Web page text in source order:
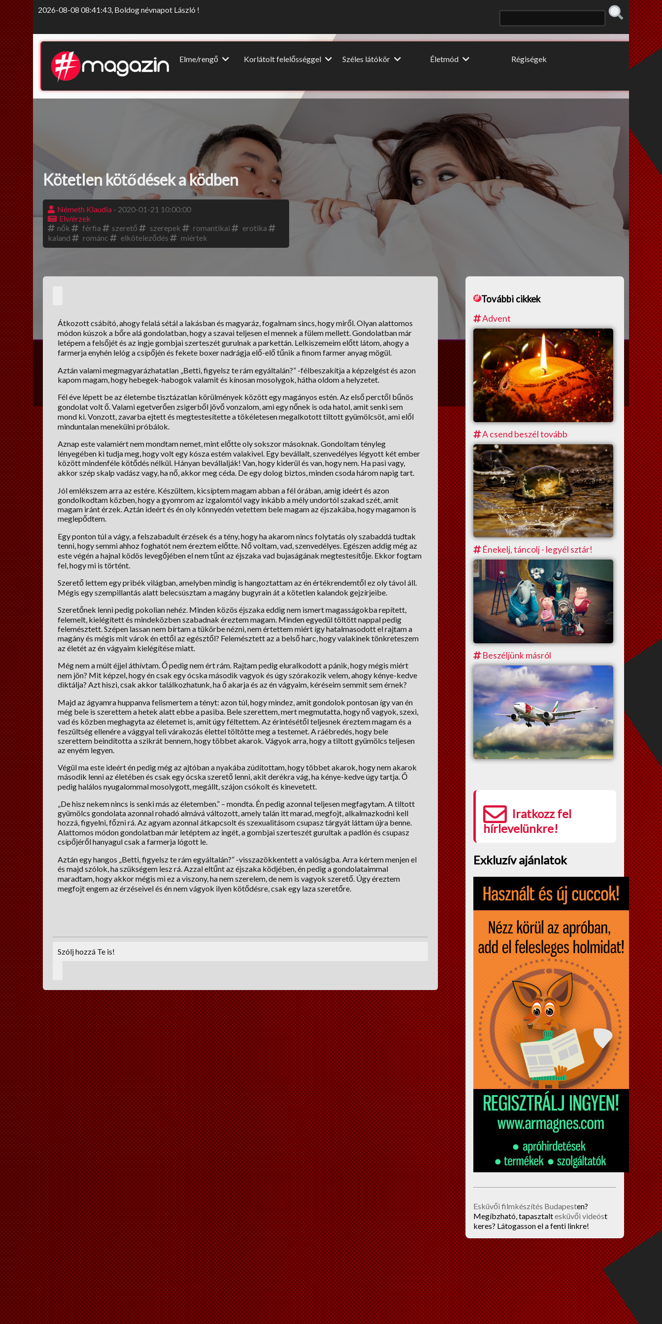
2026-08-08 08:41:43, Boldog névnapot László !
Elme/rengő
Sors-szinkópa
Korlátolt felelősséggel
Beszéljünk másról
DIY
Széles látókör
NagyUtazó
Könyvajánló
Ünnepek
Életmód
A nagy fogyidráma
Lelki Pillér
HM tippek
Régiségek
Cooltúr Koktél
Kötetlen kötődések a ködben
Németh Klaudia - 2020-01-21 10:00:00
Elv/érzek
nők
férfia szerető szerepek romantikai
erotika
kaland
románc elköteleződés miértek
Átkozott csábító, ahogy felalá sétál a lakásban és magyaráz, fogalmam sincs, hogy miről. Olyan alattomos
módon kúszok a bőre alá gondolatban, hogy a szavai teljesen el mennek a fülem mellett. Gondolatban már
letépem a felsőjét és az ingje gombjai szerteszét gurulnak a parkettán. Lelkiszemeim előtt látom, ahogy a
farmerja enyhén lelóg a csípőjén és fekete boxer nadrágja elő-elő tűnik a finom farmer anyag mögül.
Aztán valami megmagyarázhatatlan „Betti, figyelsz te rám egyáltalán?” -félbeszakítja a képzelgést és azon
kapom magam, hogy hebegek-habogok valamit és kínosan mosolygok, hátha oldom a helyzetet.
Fél éve lépett be az életembe tisztázatlan körülmények között egy magányos estén. Az első perctől bűnös
gondolat volt ő. Valami egetverően zsigerből jövő vonzalom, ami egy nőnek is oda hatol, amit senki sem
mond ki. Vonzott, zavarba ejtett és megtestesítette a tökéletesen megalkotott tiltott gyümölcsöt, ami elől
minduntalan menekülni próbálok.
Aznap este valamiért nem mondtam nemet, mint előtte oly sokszor másoknak. Gondoltam tényleg
lényegében ki tudja meg, hogy volt egy kósza estém valakivel. Egy bevállalt, szenvedélyes légyott két ember
között mindenféle kötődés nélkül. Hányan bevállalják! Van, hogy kiderül és van, hogy nem. Ha pasi vagy,
akkor szép skalp vadász vagy, ha nő, akkor meg céda. De egy dolog biztos, minden csoda három napig tart.
Jól emlékszem arra az estére. Készültem, kicsíptem magam abban a fél órában, amig ideért és azon
gondolkodtam közben, hogy a gyomrom az izgalomtól vagy inkább a mély undortól szakad szét, amit
magam iránt érzek. Aztán ideért és én oly könnyedén vetettem bele magam az éjszakába, hogy magamon is
meglepődtem.
Egy ponton túl a vágy, a felszabadult érzések és a tény, hogy ha akarom nincs folytatás oly szabaddá tudtak
tenni, hogy semmi ahhoz foghatót nem éreztem előtte. Nő voltam, vad, szenvedélyes. Egészen addig még az
este végén a hajnal ködös levegőjében el nem tűnt az éjszaka vad bujaságának megtestesítője. Ekkor fogtam
fel, hogy mi is történt.
Szerető lettem egy pribék világban, amelyben mindig is hangoztattam az én értékrendemtől ez oly távol áll.
Mégis egy szempillantás alatt belecsúsztam a magány bugyrain át a kötetlen kalandok gejzírjeibe.
Szeretőnek lenni pedig pokolian nehéz. Minden közös éjszaka eddig nem ismert magasságokba repített,
felemelt, kielégített és mindeközben szabadnak éreztem magam. Minden egyedül töltött nappal pedig
felemésztett. Szépen lassan nem bírtam a tükörbe nézni, nem értettem miért így hatalmasodott el rajtam a
magány és mégis mit várok én ettől az egésztől? Felemésztett az a belső harc, hogy valakinek tönkreteszem
az életét az én vágyaim kielégítése miatt.
Még nem a múlt éjjel áthívtam. Ő pedig nem ért rám. Rajtam pedig eluralkodott a pánik, hogy mégis miért
nem jön? Mit képzel, hogy én csak egy ócska második vagyok és úgy szórakozik velem, ahogy kénye-kedve
diktálja? Azt hiszi, csak akkor találkozhatunk, ha ő akarja és az én vágyaim, kéréseim semmit sem érnek?
Majd az ágyamra huppanva felismertem a tényt: azon túl, hogy mindez, amit gondolok pontosan így van én
még bele is szerettem a hetek alatt ebbe a pasiba. Bele szerettem, mert megmutatta, hogy nő vagyok, szexi,
vad és közben meghagyta az életemet is, amit úgy féltettem. Az érintésétől teljesnek éreztem magam és a
feszültség ellenére a vággyal teli várakozás élettel töltötte meg a testemet. A ráébredés, hogy bele
szerettem beindította a szikrát bennem, hogy többet akarok. Vágyok arra, hogy a tiltott gyümölcs teljesen
az enyém legyen.
Végül ma este ideért én pedig még az ajtóban a nyakába zúdítottam, hogy többet akarok, hogy nem akarok
második lenni az életében és csak egy ócska szerető lenni, akit derékra vág, ha kénye-kedve úgy tartja. Ő
pedig halálos nyugalommal mosolygott, megállt, szájon csókolt és kinevetett.
„De hisz nekem nincs is senki más az életemben.” – mondta. Én pedig azonnal teljesen megfagytam. A tiltott
gyümölcs gondolata azonnal rohadó almává változott, amely talán itt marad, megfojt, alkalmazkodni kell
hozzá, figyelni, főzni rá. Az agyam azonnal átkapcsolt és szexualitásom csupasz tárgyát láttam újra benne.
Alattomos módon gondolatban már letéptem az ingét, a gombjai szerteszét gurultak a padlón és csupasz
csípőjéről hanyagul csak a farmerja lógott le.
Aztán egy hangos „Betti, figyelsz te rám egyáltalán?” -visszazökkentett a valóságba. Arra kértem menjen el
és majd szólok, ha szükségem lesz rá. Azzal eltűnt az éjszaka ködjében, én pedig a gondolataimmal
maradtam, hogy akkor mégis mi ez a viszony, ha nem szerelem, de nem is vagyok szerető. Úgy éreztem
megfojt engem az érzéseivel és én nem vágyok ilyen kötődésre, csak egy laza szeretőre.
Szólj hozzá Te is!
További cikkek
Advent
A csend beszél tovább
Énekelj, táncolj - legyél sztár!
Beszéljünk másról
Iratkozz fel
hírlevelünkre!
Exkluzív ajánlatok
Esküvői filmkészítés Budapesten?
Megíbzható, tapasztaltesküvői videóst
keres? Látogasson el a fenti linkre!